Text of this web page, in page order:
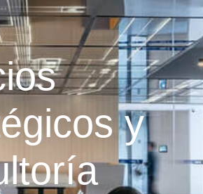
y